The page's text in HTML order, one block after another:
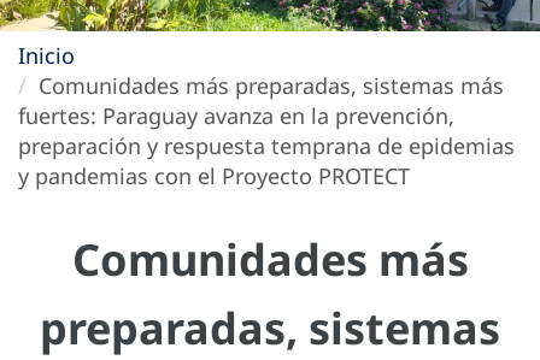
Inicio
Comunidades más preparadas, sistemas más
fuertes: Paraguay avanza en la prevención,
preparación y respuesta temprana de epidemias
y pandemias con el Proyecto PROTECT
Comunidades más
preparadas, sistemas